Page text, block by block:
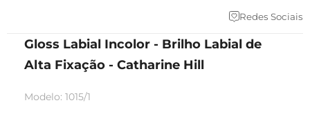
Redes Sociais
Gloss Labial Incolor - Brilho Labial de
Alta Fixação - Catharine Hill
Modelo: 1015/1